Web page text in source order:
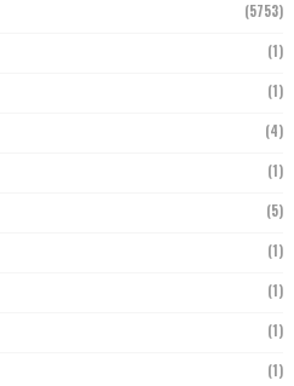
(5753)
(1)
(1)
(4)
(1)
(5)
(1)
(1)
(1)
(1)